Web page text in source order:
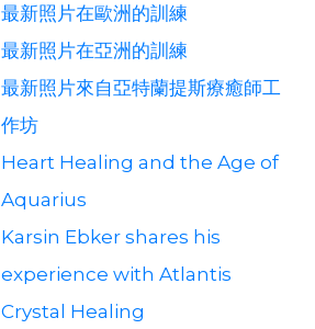
最新照片在歐洲的訓練
最新照片在亞洲的訓練
最新照片來自亞特蘭提斯療癒師工
作坊
Heart Healing and the Age of
Aquarius
Karsin Ebker shares his
experience with Atlantis
Crystal Healing